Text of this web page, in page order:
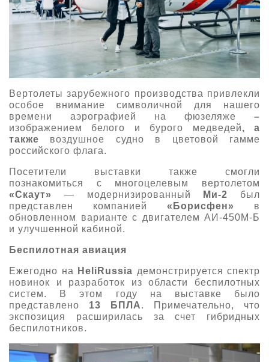
Вертолеты зарубежного производства привлекли
особое внимание символичной для нашего
времени аэрографией на фюзеляже –
изображением белого и бурого медведей, а
также воздушное судно в цветовой гамме
российского флага.
Посетители выставки также смогли
познакомиться с многоцелевым вертолетом
«Скаут» — модернизированный Ми-2 был
представлен компанией «Борисфен» в
обновленном варианте с двигателем АИ-450М-Б
и улучшенной кабиной.
Беспилотная авиация
Ежегодно на HeliRussia демонстрируется спектр
новинок и разработок из области беспилотных
систем. В этом году на выставке было
представлено 13 БПЛА. Примечательно, что
экспозиция расширилась за счет гибридных
беспилотников.